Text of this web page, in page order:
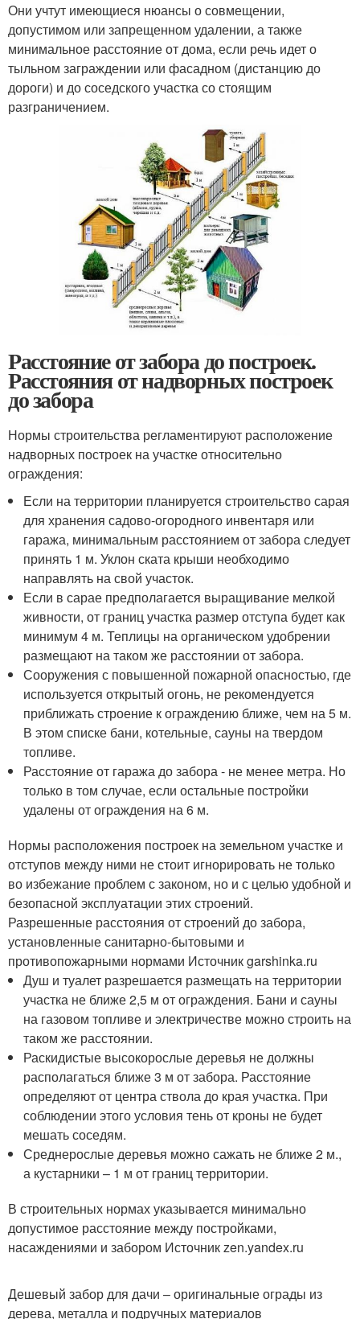
Они учтут имеющиеся нюансы о совмещении,
допустимом или запрещенном удалении, а также
минимальное расстояние от дома, если речь идет о
тыльном заграждении или фасадном (дистанцию до
дороги) и до соседского участка со стоящим
разграничением.
Расстояние от забора до построек.
Расстояния от надворных построек
до забора
Нормы строительства регламентируют расположение
надворных построек на участке относительно
ограждения:
Если на территории планируется строительство сарая
для хранения садово-огородного инвентаря или
гаража, минимальным расстоянием от забора следует
принять 1 м. Уклон ската крыши необходимо
направлять на свой участок.
Если в сарае предполагается выращивание мелкой
живности, от границ участка размер отступа будет как
минимум 4 м. Теплицы на органическом удобрении
размещают на таком же расстоянии от забора.
Сооружения с повышенной пожарной опасностью, где
используется открытый огонь, не рекомендуется
приближать строение к ограждению ближе, чем на 5 м.
В этом списке бани, котельные, сауны на твердом
топливе.
Расстояние от гаража до забора - не менее метра. Но
только в том случае, если остальные постройки
удалены от ограждения на 6 м.
Нормы расположения построек на земельном участке и
отступов между ними не стоит игнорировать не только
во избежание проблем с законом, но и с целью удобной и
безопасной эксплуатации этих строений.
Разрешенные расстояния от строений до забора,
установленные санитарно-бытовыми и
противопожарными нормами Источник garshinka.ru
Душ и туалет разрешается размещать на территории
участка не ближе 2,5 м от ограждения. Бани и сауны
на газовом топливе и электричестве можно строить на
таком же расстоянии.
Раскидистые высокорослые деревья не должны
располагаться ближе 3 м от забора. Расстояние
определяют от центра ствола до края участка. При
соблюдении этого условия тень от кроны не будет
мешать соседям.
Среднерослые деревья можно сажать не ближе 2 м.,
а кустарники – 1 м от границ территории.
В строительных нормах указывается минимально
допустимое расстояние между постройками,
насаждениями и забором Источник zen.yandex.ru
Дешевый забор для дачи – оригинальные ограды из
дерева, металла и подручных материалов